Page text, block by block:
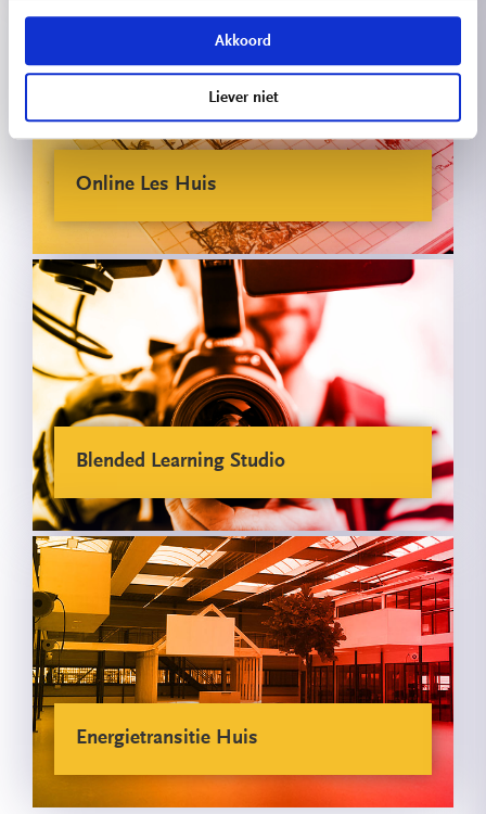
Akkoord
Liever niet
Online Les Huis
Blended Learning Studio
Energietransitie Huis